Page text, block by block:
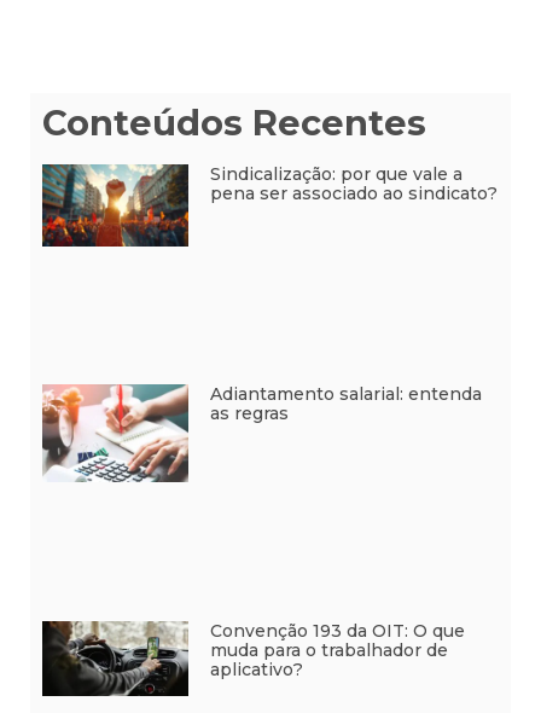
Conteúdos Recentes
Sindicalização: por que vale a
pena ser associado ao sindicato?
Adiantamento salarial: entenda
as regras
Convenção 193 da OIT: O que
muda para o trabalhador de
aplicativo?